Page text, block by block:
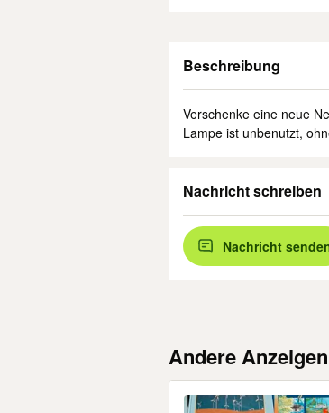
Beschreibung
Verschenke eine neue
Lampe ist unbenutzt,
Nachricht schreiben
Nachricht
Andere